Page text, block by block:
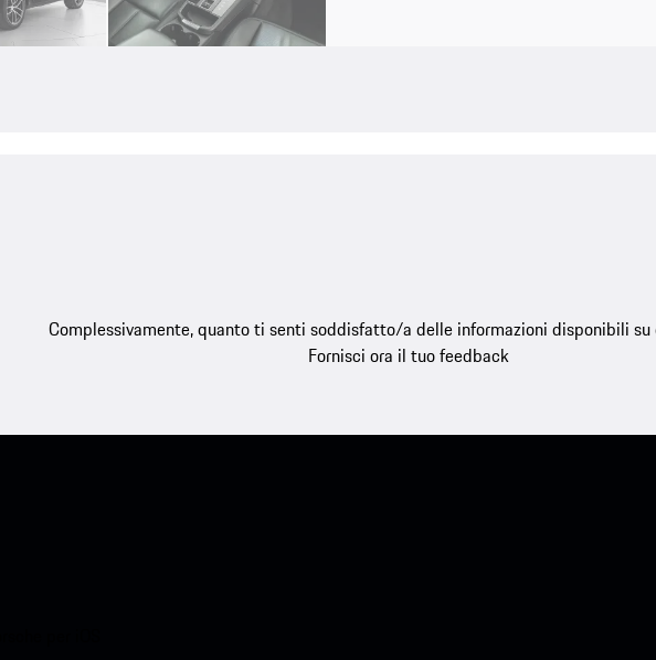
Complessivamente, quanto ti senti soddisfatto/a delle informazioni disponibili su
Fornisci ora il tuo feedback